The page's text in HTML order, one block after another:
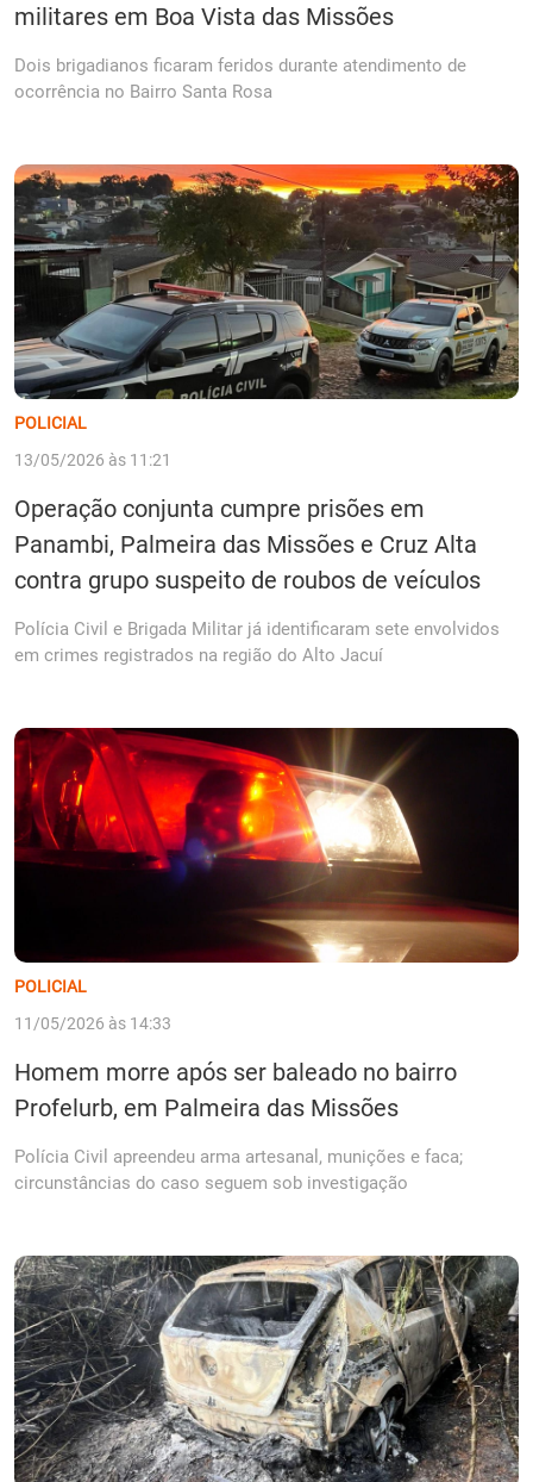
militares em Boa Vista das Missões
Dois brigadianos ficaram feridos durante atendimento de
ocorrência no Bairro Santa Rosa
POLICIAL
13/05/2026 às 11:21
Operação conjunta cumpre prisões em
Panambi, Palmeira das Missões e Cruz Alta
contra grupo suspeito de roubos de veículos
Polícia Civil e Brigada Militar já identificaram sete envolvidos
em crimes registrados na região do Alto Jacuí
POLICIAL
11/05/2026 às 14:33
Homem morre após ser baleado no bairro
Profelurb, em Palmeira das Missões
Polícia Civil apreendeu arma artesanal, munições e faca;
circunstâncias do caso seguem sob investigação